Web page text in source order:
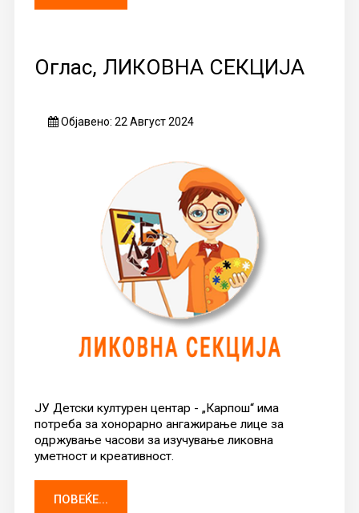
Оглас, ЛИКОВНА СЕКЦИЈА
Објавено: 22 Август 2024
ЈУ Детски културен центар - „Карпош“ има
потреба за хонорарно ангажирање лице за
одржување часови за изучување ликовна
уметност и креативност.
ПОВЕЌЕ...